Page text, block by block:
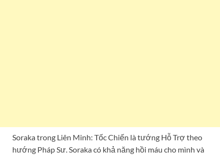
Soraka trong Liên Minh: Tốc Chiến là tướng Hỗ Trợ theo
hướng Pháp Sư. Soraka có khả năng hồi máu cho mình và